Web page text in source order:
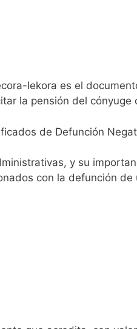
Iekora es el
la pensión del cónyuge
de Defunción
y su
con la defunción de